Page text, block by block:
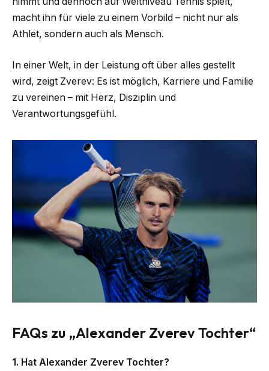
macht ihn für viele zu einem Vorbild – nicht nur als
Athlet, sondern auch als Mensch.
In einer Welt, in der Leistung oft über alles gestellt
wird, zeigt Zverev: Es ist möglich, Karriere und Familie
zu vereinen – mit Herz, Disziplin und
Verantwortungsgefühl.
FAQs zu „Alexander Zverev Tochter“
1. Hat Alexander Zverev Tochter?